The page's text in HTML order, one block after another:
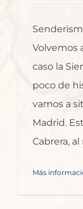
Volvemos
caso la
poco de
vamos a
Madrid.
Cabrera, al
Más